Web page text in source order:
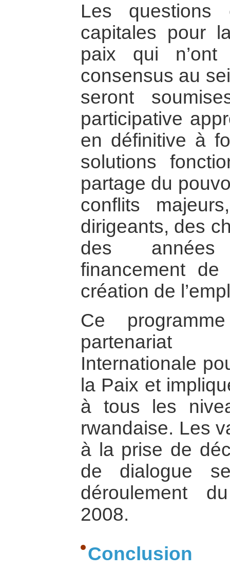
Les questions
capitales pour
paix qui
consensus au
seront
participative
en définitive à
solutions
partage du
conflits
dirigeants, des
des
financement
création de
Ce
partenariat
Internationale
la Paix et
à tous les
rwandaise. Les
à la prise de
de dialogue
déroulement
2008.
Conclusion